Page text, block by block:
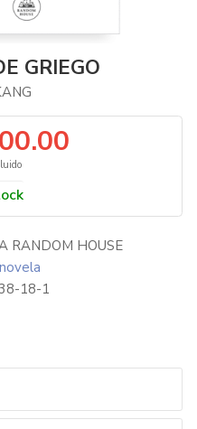
GRIEGO
RANDOM HOUSE
18-1